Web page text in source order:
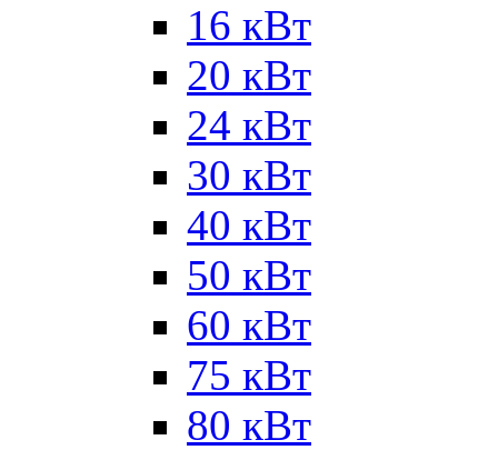
16 кВт
20 кВт
24 кВт
30 кВт
40 кВт
50 кВт
60 кВт
75 кВт
80 кВт